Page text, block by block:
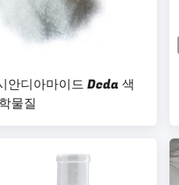
안디아마이드 Dcda 색
물질